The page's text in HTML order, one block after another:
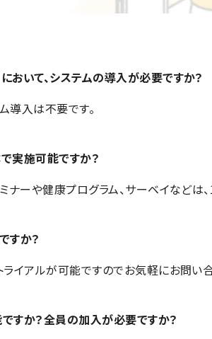
おいて、システムの導入が必要ですか？
導入は不要です。
実施可能ですか？
ミナーや健康プログラム、サーベイなど
すか？
ライアルが可能ですのでお気軽にお問い
すか？全員の加入が必要ですか？